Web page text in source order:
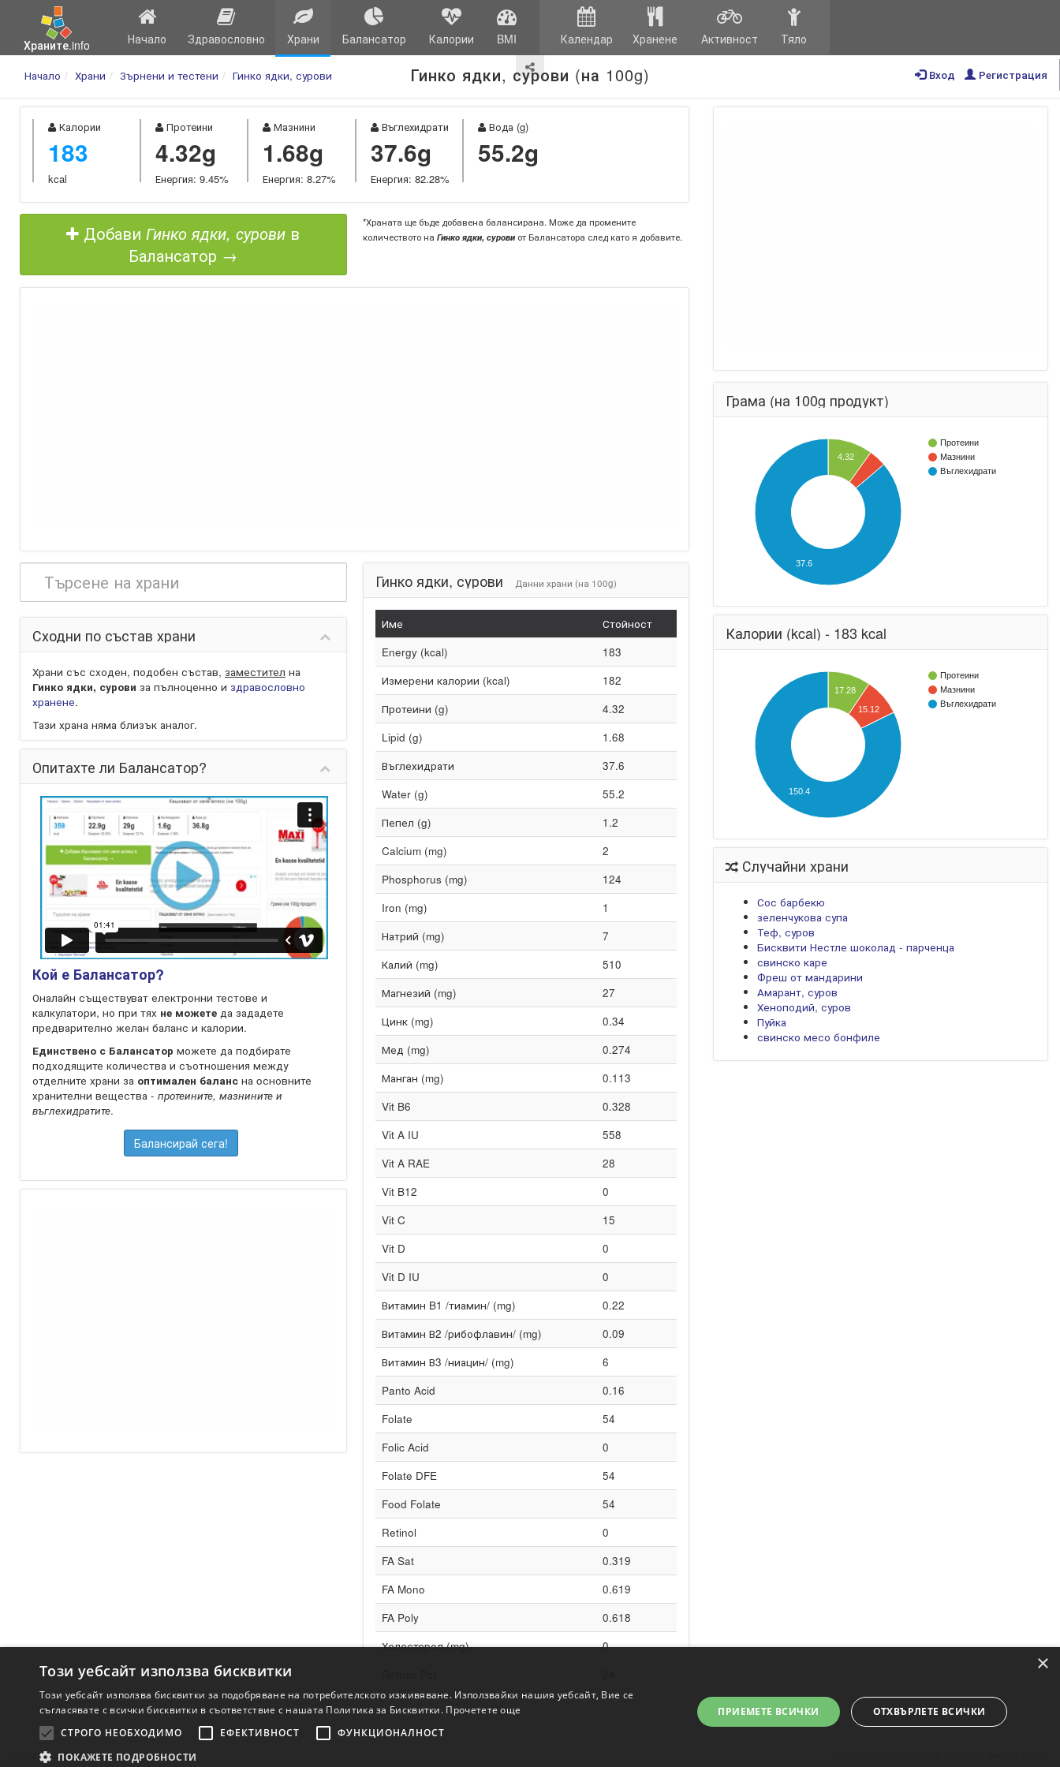
Храните.info Начало Здравословно Храни Балансатор Калории BMI Календар Хранене Активност Тяло
Гинко ядки, сурови (на 100g)
Начало Храни Зърнени и тестени Гинко ядки, сурови Регистрация
Вход
Калории
183
kcal
Протеини
4.32g
Енергия: 9.45%
Мазнини
1.68g
Енергия: 8.27%
Въглехидрати
37.6g
Енергия: 82.28%
Вода (g)
55.2g
ДобавиГинко ядки, сурови в
Балансатор →
*Храната ще бъде добавена балансирана. Може да промените
количеството на Гинко ядки, суровиот Балансатора след като я добавите.
Сходни по състав храни
Храни със сходен, подобен състав, заместител на
Гинко ядки, сурови за пълноценно и здравословно
хранене.
Тази храна няма близък аналог.
Опитахте ли Балансатор?
Кой е Балансатор?
Оналайн съществуват електронни тестове и
калкулатори, но при тях не можете да зададете
предварително желан баланс и калории.
Единствено с Балансатор можете да подбирате
подходящите количества и съотношения между
отделните храни за оптимален баланс на oсновните
хранителни вещества - протеините, мазнините и
въглехидратите.
Балансирай сега!
Гинко ядки, сурови Данни храни (на 100g)
Име
Стойност
Energy (kcal)
183
Измерени калории (kcal)
182
Протеини (g)
4.32
Lipid (g)
1.68
Въглехидрати
37.6
Water (g)
55.2
Пепел (g)
1.2
Calcium (mg)
2
Phosphorus (mg)
124
Iron (mg)
1
Натрий (mg)
7
Калий (mg)
510
Магнезий (mg)
27
Цинк (mg)
0.34
Мед (mg)
0.274
Манган (mg)
0.113
Vit B6
0.328
Vit A IU
558
Vit A RAE
28
Vit B12
0
Vit C
15
Vit D
0
Vit D IU
0
Витамин B1 /тиамин/ (mg)
0.22
Витамин В2 /рибофлавин/ (mg)
0.09
Витамин В3 /ниацин/ (mg)
6
Panto Acid
0.16
Folate
54
Folic Acid
0
Folate DFE
54
Food Folate
54
Retinol
0
FA Sat
0.319
FA Mono
0.619
FA Poly
0.618
Холестерол (mg)
0
Грама (на 100g продукт)
Протеини
Мазнини
Въглехидрати
4.32
37.6
Калории (kcal) - 183 kcal
Протеини
Мазнини
Въглехидрати
17.28
15.12
150.4
Случайни храни
Сос барбекю
зеленчукова супа
Теф, суров
Бисквити Нестле шоколад - парченца
свинско каре
Фреш от мандарини
Амарант, суров
Хеноподий, суров
Пуйка
свинско месо бонфиле
Условия Поверителност Контакт
×
Този уебсайт използва бисквитки
Този уебсайт използва бисквитки за подобряване на потребителското изживяване. Използвайки нашия уебсайт, Вие се
съгласявате с всички бисквитки в съответствие с нашата Политика за Бисквитки. Прочетете още
СТРОГО НЕОБХОДИМО
ЕФЕКТИВНОСТ
ФУНКЦИОНАЛНОСТ
ПОКАЖЕТЕ ПОДРОБНОСТИ
ПРИЕМЕТЕ ВСИЧКИ ОТХВЪРЛЕТЕ ВСИЧКИ